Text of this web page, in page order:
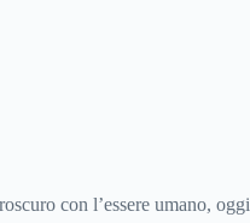
con l’essere umano, oggi